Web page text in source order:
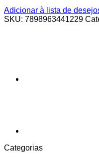
Adicionar à lista de
SKU: 7898963441229
Categorias